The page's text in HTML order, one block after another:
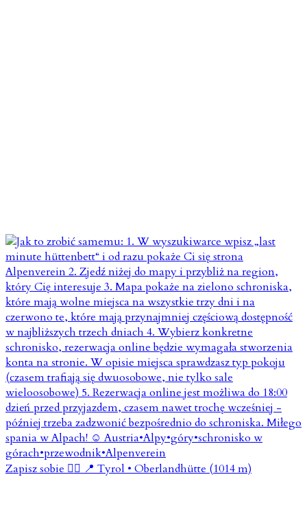
Zapisz sobie 👇🏼 📍 Tyrol • Oberlandhütte (1014 m)